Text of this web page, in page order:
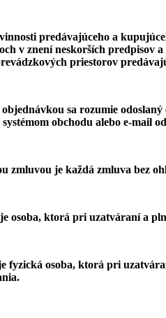
predávajúceho a
v znení neskorších
priestorov
sa rozumie
obchodu alebo e-mail
zmluvou je každá zmluva bez
osoba, ktorá pri uzatváraní a
fyzická osoba, ktorá pri